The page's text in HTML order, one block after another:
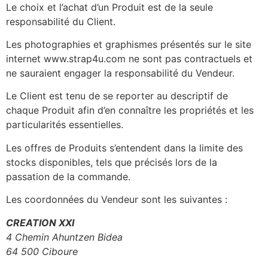
Le choix et l’achat d’un Produit est de la seule
responsabilité du Client.
Les photographies et graphismes présentés sur le site
internet www.strap4u.com ne sont pas contractuels et
ne sauraient engager la responsabilité du Vendeur.
Le Client est tenu de se reporter au descriptif de
chaque Produit afin d’en connaître les propriétés et les
particularités essentielles.
Les offres de Produits s’entendent dans la limite des
stocks disponibles, tels que précisés lors de la
passation de la commande.
Les coordonnées du Vendeur sont les suivantes :
CREATION XXI
4 Chemin Ahuntzen Bidea
64 500 Ciboure